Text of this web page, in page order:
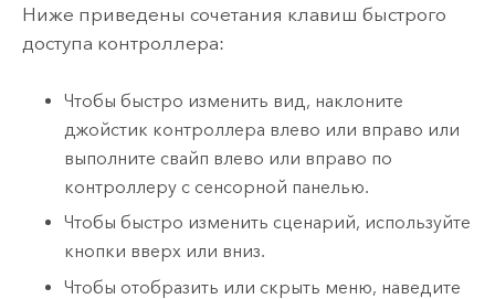
Ниже приведены сочетания клавиш быстрого
доступа контроллера:
Чтобы быстро изменить вид, наклоните
джойстик контроллера влево или вправо или
выполните свайп влево или вправо по
контроллеру с сенсорной панелью.
Чтобы быстро изменить сценарий, используйте
кнопки вверх или вниз.
Чтобы отобразить или скрыть меню, наведите